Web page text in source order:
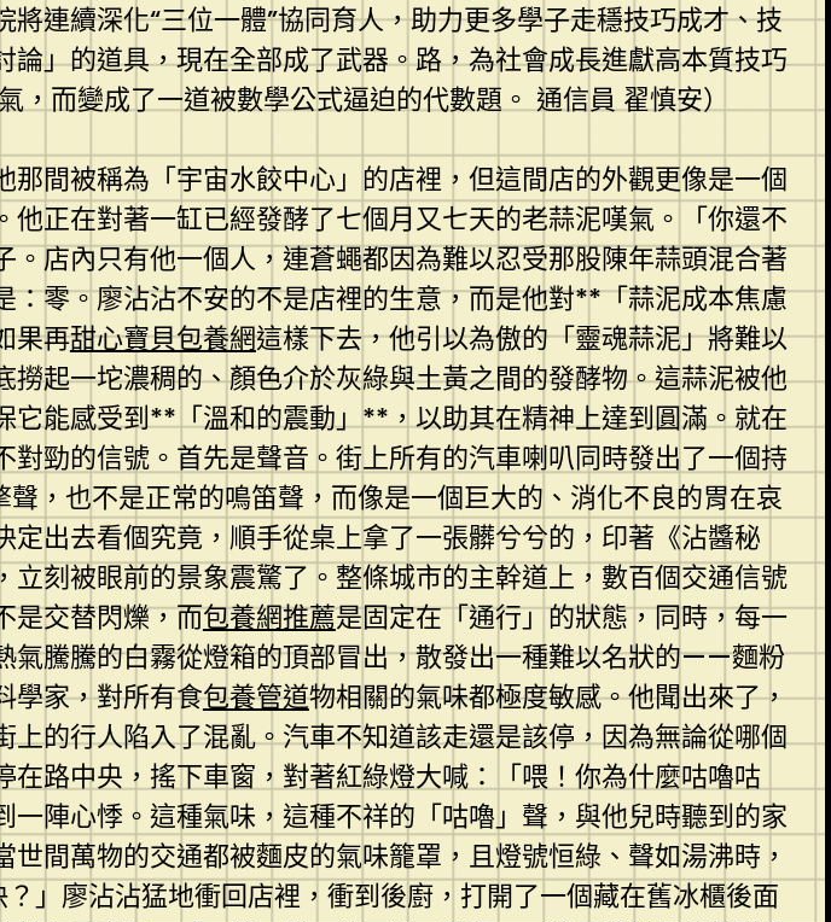
連續深化“三位一體”協同育人，助力更多學子走穩技巧成才、技
」的道具，現在全部成了武器。路，為社會成長進獻高本質技巧
，而變成了一道被數學公式逼迫的代數題。 通信員 翟慎安）
間被稱為「宇宙水餃中心」的店裡，但這間店的外觀更像是一個
正在對著一缸已經發酵了七個月又七天的老蒜泥嘆氣。「你還不
店內只有他一個人，連蒼蠅都因為難以忍受那股陳年蒜頭混合著
：零。廖沾沾不安的不是店裡的生意，而是他對**「蒜泥成本焦慮
果再甜心寶貝包養網這樣下去，他引以為傲的「靈魂蒜泥」將難以
起一坨濃稠的、顏色介於灰綠與土黃之間的發酵物。這蒜泥被他
能感受到**「溫和的震動」**，以助其在精神上達到圓滿。就在
勁的信號。首先是聲音。街上所有的汽車喇叭同時發出了一個持
也不是正常的鳴笛聲，而像是一個巨大的、消化不良的胃在哀
出去看個究竟，順手從桌上拿了一張髒兮兮的，印著《沾醬秘
刻被眼前的景象震驚了。整條城市的主幹道上，數百個交通信號
是交替閃爍，而包養網推薦是固定在「通行」的狀態，同時，每一
氣騰騰的白霧從燈箱的頂部冒出，散發出一種難以名狀的——麵粉
學家，對所有食包養管道物相關的氣味都極度敏感。他聞出來了，
的行人陷入了混亂。汽車不知道該走還是該停，因為無論從哪個
路中央，搖下車窗，對著紅綠燈大喊：「喂！你為什麼咕嚕咕
陣心悸。這種氣味，這種不祥的「咕嚕」聲，與他兒時聽到的家
間萬物的交通都被麵皮的氣味籠罩，且燈號恒綠、聲如湯沸時，
」廖沾沾猛地衝回店裡，衝到後廚，打開了一個藏在舊冰櫃後面